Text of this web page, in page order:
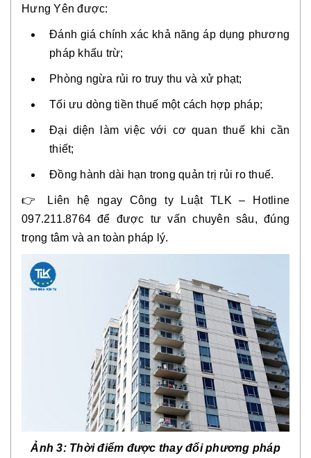
Hưng Yên được:
Đánh giá chính xác khả năng áp dụng phương
pháp khấu trừ;
Phòng ngừa rủi ro truy thu và xử phạt;
Tối ưu dòng tiền thuế một cách hợp pháp;
Đại diện làm việc với cơ quan thuế khi cần
thiết;
Đồng hành dài hạn trong quản trị rủi ro thuế.
👉
Liên hệ ngay Công ty Luật TLK – Hotline
097.211.8764 để được tư vấn chuyên sâu, đúng
trọng tâm và an toàn pháp lý.
Ảnh 3: Thời điểm được thay đổi phương pháp